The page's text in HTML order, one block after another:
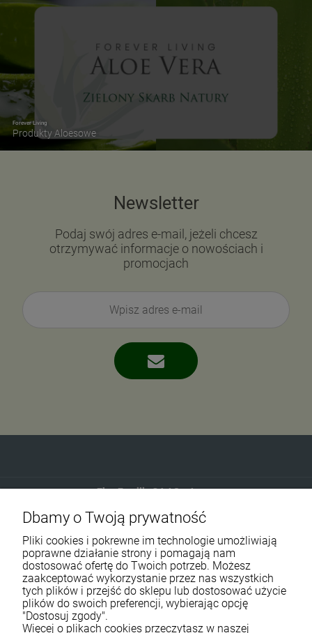
Forever Living
Produkty Aloesowe
Newsletter
Podaj swój adres e-mail, jeżeli chcesz
otrzymywać informacje o nowościach i
promocjach
Eko-Familia GAJ Sp.Jawna
Gdańska 60
90-616 Łódź
790 727 174
sklep@eko-familia.pl
Dbamy o Twoją prywatność
Pliki cookies i pokrewne im technologie umożliwiają
poprawne działanie strony i pomagają nam
dostosować ofertę do Twoich potrzeb. Możesz
zaakceptować wykorzystanie przez nas wszystkich
tych plików i przejść do sklepu lub dostosować użycie
plików do swoich preferencji, wybierając opcję
"Dostosuj zgody".
Więcej o plikach cookies przeczytasz w naszej